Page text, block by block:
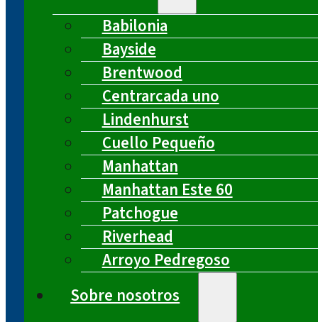
Babilonia
Bayside
Brentwood
Centrarcada uno
Lindenhurst
Cuello Pequeño
Manhattan
Manhattan Este 60
Patchogue
Riverhead
Arroyo Pedregoso
Sobre nosotros